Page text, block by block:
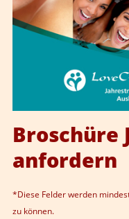
Broschüre
anfordern
*Diese Felder werden
zu können.